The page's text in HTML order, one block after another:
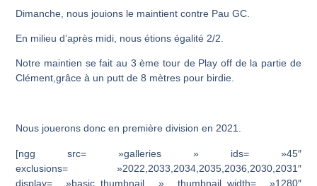
Dimanche, nous jouions le maintient contre Pau GC.
En milieu d’après midi, nous étions égalité 2/2.
Notre maintien se fait au 3 ème tour de Play off de la partie de
Clément,grâce à un putt de 8 mètres pour birdie.
Nous jouerons donc en première division en 2021.
[ngg src= »galleries » ids= »45″
exclusions= »2022,2033,2034,2035,2036,2030,2031″
display= »basic_thumbnail » thumbnail_width= »1280″